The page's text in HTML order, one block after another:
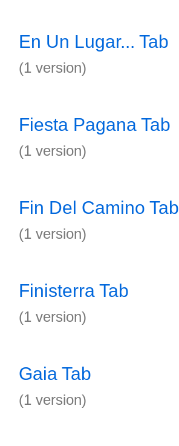
En Un Lugar... Tab
(1 version)
Fiesta Pagana Tab
(1 version)
Fin Del Camino Tab
(1 version)
Finisterra Tab
(1 version)
Gaia Tab
(1 version)